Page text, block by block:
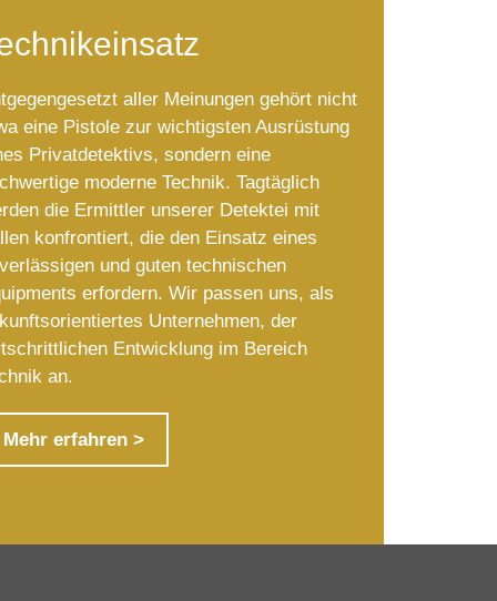
aller Meinungen gehört nicht
eine Pistole zur wichtigsten Ausrüstung
Privatdetektivs, sondern eine
moderne Technik. Tagtäglich
die Ermittler unserer Detektei mit
konfrontiert, die den Einsatz eines
und guten technischen
erfordern. Wir passen uns, als
Unternehmen, der
Entwicklung im Bereich
an.
Mehr erfahren >